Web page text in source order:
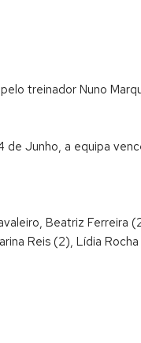
treinador Nuno
de Junho, a equipa
Beatriz Ferreira
Reis (2), Lídia